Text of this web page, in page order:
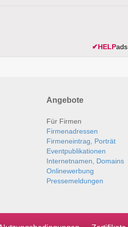
✔HELPads
Angebote
Für Firmen
Firmenadressen
Firmeneintrag, Porträt
Eventpublikationen
Internetnamen, Domains
Onlinewerbung
Pressemeldungen